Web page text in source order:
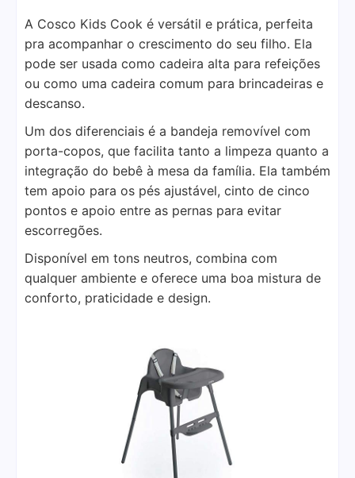
A Cosco Kids Cook é versátil e prática, perfeita
pra acompanhar o crescimento do seu filho. Ela
pode ser usada como cadeira alta para refeições
ou como uma cadeira comum para brincadeiras e
descanso.
Um dos diferenciais é a bandeja removível com
porta-copos, que facilita tanto a limpeza quanto a
integração do bebê à mesa da família. Ela também
tem apoio para os pés ajustável, cinto de cinco
pontos e apoio entre as pernas para evitar
escorregões.
Disponível em tons neutros, combina com
qualquer ambiente e oferece uma boa mistura de
conforto, praticidade e design.